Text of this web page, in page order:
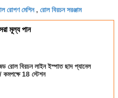
রোপণ মেশিন, রোল বিরচন সরঞ্জাম
মূল্য পান
রোল বিরচন লাইন ইস্পাত ছাদ প্যানেল
18 স্টেশন